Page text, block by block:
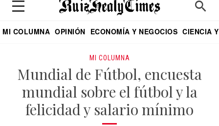
MI COLUMNA OPINIÓN ECONOMÍA Y NEGOCIOS CIENCIA
MI COLUMNA
Mundial de Fútbol, encuesta
mundial sobre el fútbol y la
felicidad y salario mínimo